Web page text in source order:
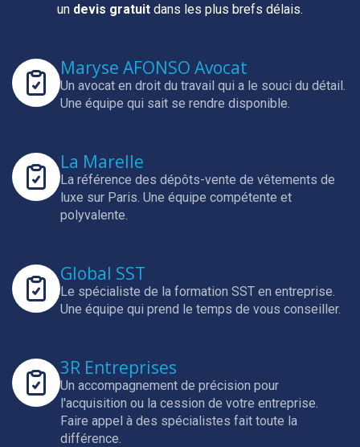
un devis gratuit dans les plus brefs délais.
Maryse AFONSO Avocat
Un avocat en droit du travail qui a le souci du détail.
Une équipe qui sait se rendre disponible.
La Marelle
La référence des dépôts-vente de vêtements de
luxe sur Paris. Une équipe compétente et
polyvalente.
Global SST
Le spécialiste de la formation SST en entreprise.
Une équipe qui prend le temps de vous conseiller.
3R Entreprises
Un accompagnement de précision pour
l'acquisition ou la cession de votre entreprise.
Faire appel à des spécialistes fait toute la
différence.